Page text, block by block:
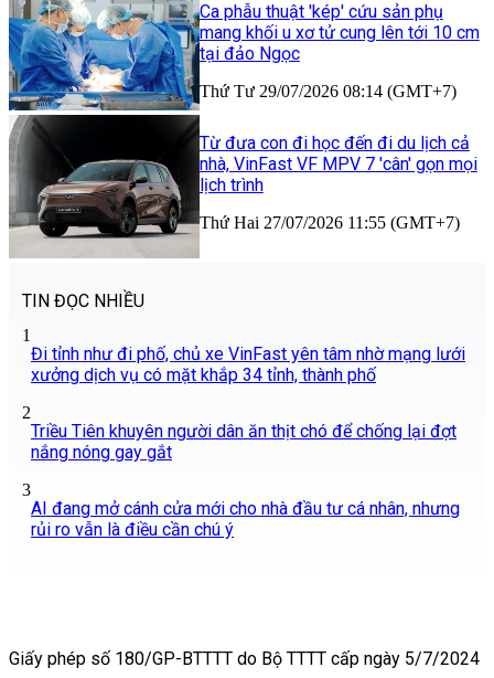
Ca phẫu thuật 'kép' cứu sản phụ
mang khối u xơ tử cung lên tới 10 cm
tại đảo Ngọc
Thứ Tư 29/07/2026 08:14 (GMT+7)
Từ đưa con đi học đến đi du lịch cả
nhà, VinFast VF MPV 7 'cân' gọn mọi
lịch trình
Thứ Hai 27/07/2026 11:55 (GMT+7)
TIN ĐỌC NHIỀU
1
Đi tỉnh như đi phố, chủ xe VinFast yên tâm nhờ mạng lưới
xưởng dịch vụ có mặt khắp 34 tỉnh, thành phố
2
Triều Tiên khuyên người dân ăn thịt chó để chống lại đợt
nắng nóng gay gắt
3
AI đang mở cánh cửa mới cho nhà đầu tư cá nhân, nhưng
rủi ro vẫn là điều cần chú ý
Giấy phép số 180/GP-BTTTT do Bộ TTTT cấp ngày 5/7/2024